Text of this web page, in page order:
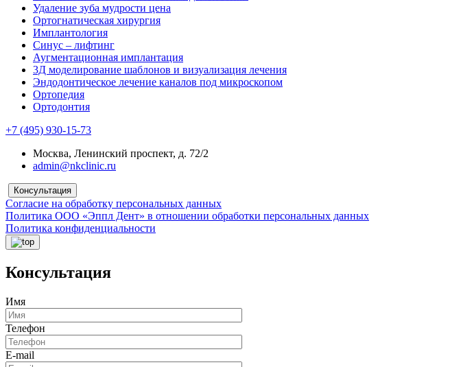
Удаление зуба мудрости цена
Ортогнатическая хирургия
Имплантология
Синус – лифтинг
Аугментационная имплантация
3Д моделирование шаблонов и визуализация лечения
Эндодонтическое лечение каналов под микроскопом
Ортопедия
Ортодонтия
+7 (495) 930-15-73
Москва, Ленинский проспект, д. 72/2
admin@nkclinic.ru
Консультация
Согласие на обработку персональных данных
Политика ООО «Эппл Дент» в отношении обработки персональных данных
Политика конфиденциальности
Консультация
Имя
Телефон
E-mail